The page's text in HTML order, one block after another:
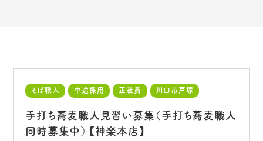
そば職人 中途採用 正社員 川口市戸塚
手打ち蕎麦職人見習い募集（手打ち蕎麦職人
同時募集中）【神楽本店】